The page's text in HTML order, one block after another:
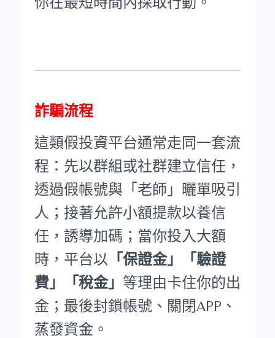
詐騙流程
這類假投資平台通常走同一套流
程：先以群組或社群建立信任，
透過假帳號與「老師」曬單吸引
人；接著允許小額提款以養信
任，誘導加碼；當你投入大額
時，平台以 「保證金」「驗證
費」「稅金」 等理由卡住你的出
金；最後封鎖帳號、關閉APP、
蒸發資金。